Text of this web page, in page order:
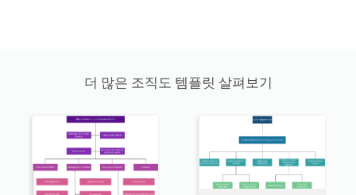
더 많은 조직도 템플릿 살펴보기